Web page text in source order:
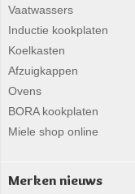
Vaatwassers
Inductie kookplaten
Koelkasten
Afzuigkappen
Ovens
BORA kookplaten
Miele shop online
Merken nieuws